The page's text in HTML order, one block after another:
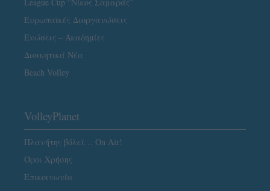
Ευρωπαϊκές Διοργανώσεις
Ενώσεις – Ακαδημίες
Διοικητικά Νέα
Beach Volley
VolleyPlanet
Πλανήτης βόλεϊ… On Air!
Όροι Χρήσης
Επικοινωνία